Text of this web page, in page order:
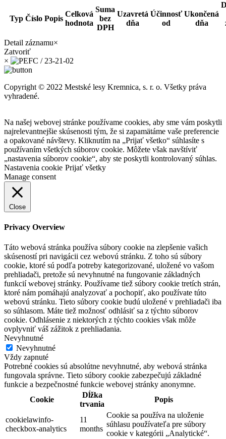
Typ Číslo Popis
Celková
hodnota
Suma
bez
DPH
Uzavretá
dňa
Účinnosť
od
Ukončená
dňa
Detail záznamu×
Zatvoriť
×
Copyright © 2022 Mestské lesy Kremnica, s. r. o. Všetky práva
vyhradené.
Na našej webovej stránke používame cookies, aby sme vám poskytli
najrelevantnejšie skúsenosti tým, že si zapamätáme vaše preferencie
a opakované návštevy. Kliknutím na „Prijať všetko“ súhlasíte s
používaním všetkých súborov cookie. Môžete však navštíviť
„nastavenia súborov cookie“, aby ste poskytli kontrolovaný súhlas.
Nastavenia cookie Prijať všetky
Manage consent
Close
Privacy Overview
Táto webová stránka používa súbory cookie na zlepšenie vašich
skúseností pri navigácii cez webovú stránku. Z toho sú súbory
cookie, ktoré sú podľa potreby kategorizované, uložené vo vašom
prehliadači, pretože sú nevyhnutné na fungovanie základných
funkcií webovej stránky. Používame tiež súbory cookie tretích strán,
ktoré nám pomáhajú analyzovať a pochopiť, ako používate túto
webovú stránku. Tieto súbory cookie budú uložené v prehliadači iba
so súhlasom. Máte tiež možnosť odhlásiť sa z týchto súborov
cookie. Odhlásenie z niektorých z týchto cookies však môže
ovplyvniť váš zážitok z prehliadania.
Nevyhnutné
Nevyhnutné
Vždy zapnuté
Potrebné cookies sú absolútne nevyhnutné, aby webová stránka
fungovala správne. Tieto súbory cookie zabezpečujú základné
funkcie a bezpečnostné funkcie webovej stránky anonymne.
Cookie
Dĺžka
trvania
Popis
cookielawinfo-
checkbox-analytics
11
months
Cookie sa používa na uloženie
súhlasu používateľa pre súbory
cookie v kategórii „Analytické“.